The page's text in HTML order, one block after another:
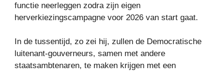
functie neerleggen zodra zijn eigen
herverkiezingscampagne voor 2026 van start gaat.
In de tussentijd, zo zei hij, zullen de Democratische
luitenant-gouverneurs, samen met andere
staatsambtenaren, te maken krijgen met een